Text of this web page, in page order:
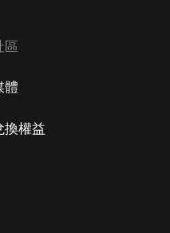
區
體
換權益